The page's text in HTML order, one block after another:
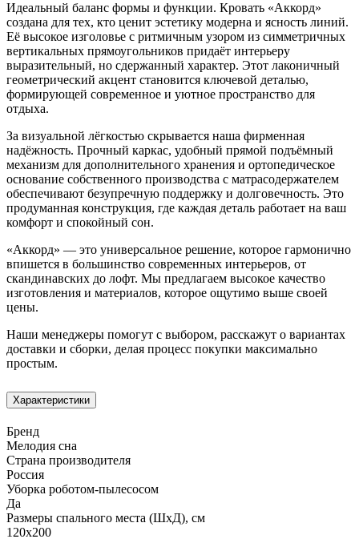
Идеальный баланс формы и функции. Кровать «Аккорд»
создана для тех, кто ценит эстетику модерна и ясность линий.
Её высокое изголовье с ритмичным узором из симметричных
вертикальных прямоугольников придаёт интерьеру
выразительный, но сдержанный характер. Этот лаконичный
геометрический акцент становится ключевой деталью,
формирующей современное и уютное пространство для
отдыха.
За визуальной лёгкостью скрывается наша фирменная
надёжность. Прочный каркас, удобный прямой подъёмный
механизм для дополнительного хранения и ортопедическое
основание собственного производства с матрасодержателем
обеспечивают безупречную поддержку и долговечность. Это
продуманная конструкция, где каждая деталь работает на ваш
комфорт и спокойный сон.
«Аккорд» — это универсальное решение, которое гармонично
впишется в большинство современных интерьеров, от
скандинавских до лофт. Мы предлагаем высокое качество
изготовления и материалов, которое ощутимо выше своей
цены.
Наши менеджеры помогут с выбором, расскажут о вариантах
доставки и сборки, делая процесс покупки максимально
простым.
Характеристики
Бренд
Мелодия сна
Страна производителя
Россия
Уборка роботом-пылесосом
Да
Размеры спального места (ШхД), см
120х200